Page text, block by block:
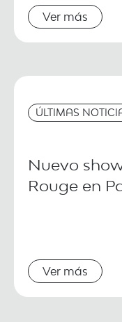
Ver más
ÚLTIMAS
Nuevo
Rouge en
Ver más